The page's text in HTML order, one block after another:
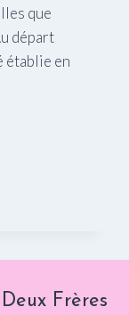
que
départ
établie en
Frères